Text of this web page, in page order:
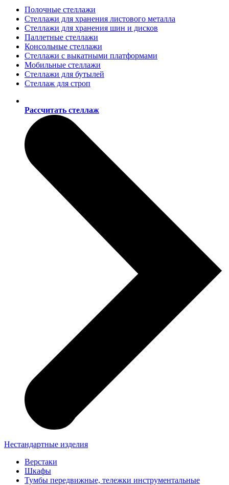
Полочные стеллажи
Стеллажи для хранения листового металла
Стеллажи для хранения шин и дисков
Паллетные стеллажи
Консольные стеллажи
Стеллажи с выкатными платформами
Мобильные стеллажи
Стеллажи для бутылей
Стеллаж для строп
Рассчитать стеллаж
Нестандартные изделия
Верстаки
Шкафы
Тумбы передвижные, тележки инструментальные